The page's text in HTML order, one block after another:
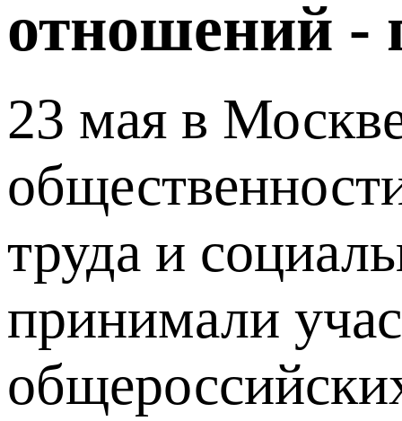
отношений -
23 мая в
труда и
принимали